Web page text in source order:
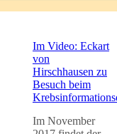
Im Video: Eckart
von
Hirschhausen zu
Besuch beim
Im November